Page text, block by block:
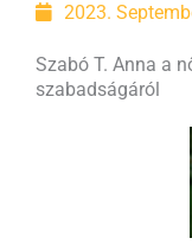
2023.
Szabó T. Anna a
szabadságáról